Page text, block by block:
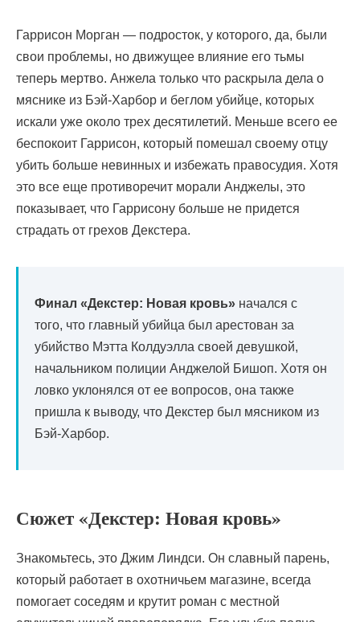
Гаррисон Морган — подросток, у которого, да, были
свои проблемы, но движущее влияние его тьмы
теперь мертво. Анжела только что раскрыла дела о
мяснике из Бэй-Харбор и беглом убийце, которых
искали уже около трех десятилетий. Меньше всего ее
беспокоит Гаррисон, который помешал своему отцу
убить больше невинных и избежать правосудия. Хотя
это все еще противоречит морали Анджелы, это
показывает, что Гаррисону больше не придется
страдать от грехов Декстера.
Финал «Декстер: Новая кровь» начался с
того, что главный убийца был арестован за
убийство Мэтта Колдуэлла своей девушкой,
начальником полиции Анджелой Бишоп. Хотя он
ловко уклонялся от ее вопросов, она также
пришла к выводу, что Декстер был мясником из
Бэй-Харбор.
Сюжет «Декстер: Новая кровь»
Знакомьтесь, это Джим Линдси. Он славный парень,
который работает в охотничьем магазине, всегда
помогает соседям и крутит роман с местной